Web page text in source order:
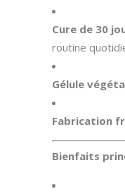
Cure de 30
routine
Gélule
Fabrication
Bienfaits